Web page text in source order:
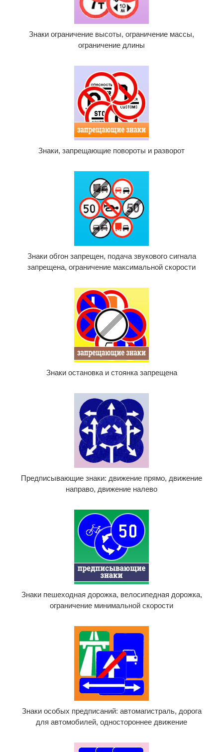
Знаки ограничение высоты, ограничение массы,
ограничение длины
Знаки, запрещающие повороты и разворот
Знаки обгон запрещен, подача звукового сигнала
запрещена, ограничение максимальной скорости
Знаки остановка и стоянка запрещена
Предписывающие знаки: движение прямо, движение
направо, движение налево
Знаки пешеходная дорожка, велосипедная дорожка,
ограничение минимальной скорости
Знаки особых предписаний: автомагистраль, дорога
для автомобилей, одностороннее движение